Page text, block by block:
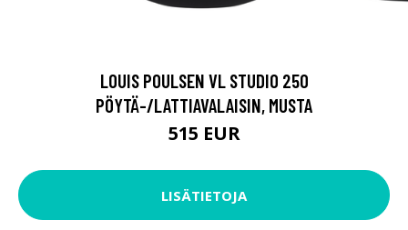
LOUIS POULSEN VL STUDIO 250
PÖYTÄ-/LATTIAVALAISIN, MUSTA
515 EUR
LISÄTIETOJA